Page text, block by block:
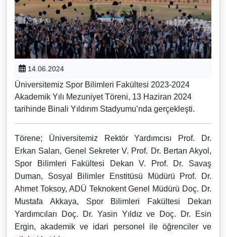
14.06.2024
Üniversitemiz Spor Bilimleri Fakültesi 2023-2024
Akademik Yılı Mezuniyet Töreni, 13 Haziran 2024
tarihinde Binali Yıldırım Stadyumu’nda gerçekleşti.
Törene; Üniversitemiz Rektör Yardımcısı Prof. Dr.
Erkan Salan, Genel Sekreter V. Prof. Dr. Bertan Akyol,
Spor Bilimleri Fakültesi Dekan V. Prof. Dr. Savaş
Duman, Sosyal Bilimler Enstitüsü Müdürü Prof. Dr.
Ahmet Toksoy, ADÜ Teknokent Genel Müdürü Doç. Dr.
Mustafa Akkaya, Spor Bilimleri Fakültesi Dekan
Yardımcıları Doç. Dr. Yasin Yıldız ve Doç. Dr. Esin
Ergin, akademik ve idari personel ile öğrenciler ve